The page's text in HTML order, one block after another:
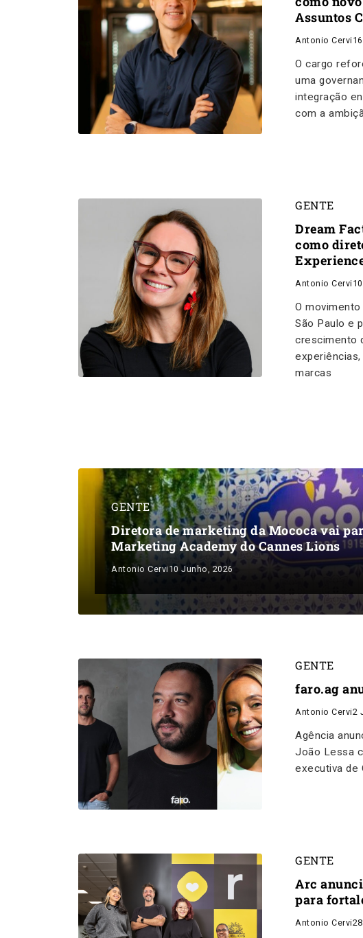
Assuntos
Antonio Cervi
O cargo
uma
integração
com a
GENTE
Dream
como
Antonio Cervi
O
São Paulo e
crescimento
marcas
GENTE
Diretora de marketing da Mococa vai
Marketing Academy do Cannes Lions
Antonio Cervi 10 Junho, 2026
GENTE
faro.ag
Antonio Cervi2
Agência
João Lessa
executiva de
GENTE
Arc
para
Antonio Cervi